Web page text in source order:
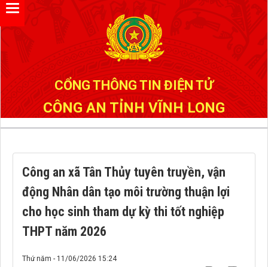
CỔNG THÔNG TIN ĐIỆN TỬ
CÔNG AN TỈNH VĨNH LONG
Công an xã Tân Thủy tuyên truyền, vận
động Nhân dân tạo môi trường thuận lợi
cho học sinh tham dự kỳ thi tốt nghiệp
THPT năm 2026
Thứ năm - 11/06/2026 15:24